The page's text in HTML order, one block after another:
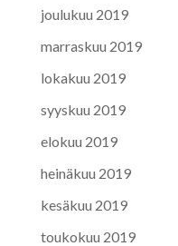
joulukuu 2019
marraskuu 2019
lokakuu 2019
syyskuu 2019
elokuu 2019
heinäkuu 2019
kesäkuu 2019
toukokuu 2019